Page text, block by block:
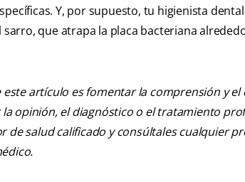
Y, por supuesto, tu higienista
sarro, que atrapa la placa bacteriana
este artículo es fomentar la comprensión y
opinión, el diagnóstico o el tratamiento
de salud calificado y consúltales cualquier